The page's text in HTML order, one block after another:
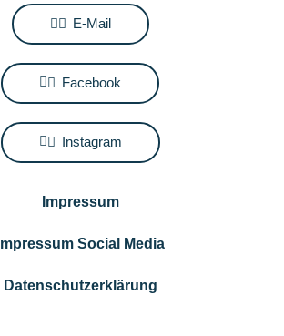
E-Mail
Facebook
Instagram
Impressum
Impressum Social Media
Datenschutzerklärung